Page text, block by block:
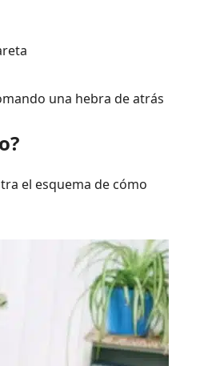
una hebra de atrás
el esquema de cómo